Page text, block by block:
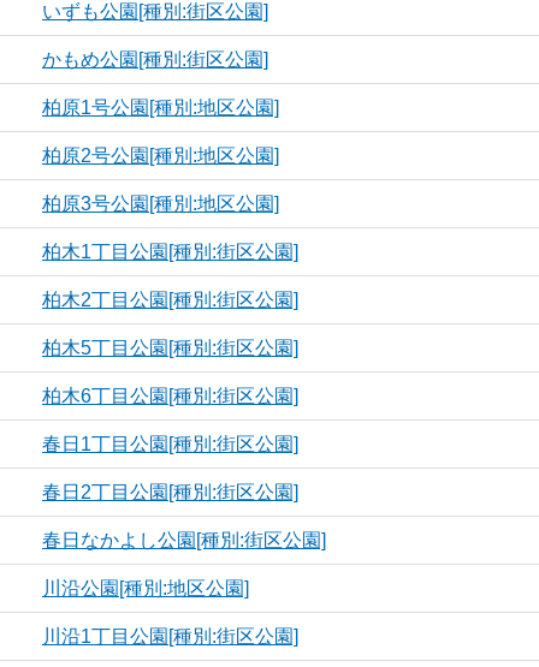
いずも公園[種別:街区公園]
かもめ公園[種別:街区公園]
柏原1号公園[種別:地区公園]
柏原2号公園[種別:地区公園]
柏原3号公園[種別:地区公園]
柏木1丁目公園[種別:街区公園]
柏木2丁目公園[種別:街区公園]
柏木5丁目公園[種別:街区公園]
柏木6丁目公園[種別:街区公園]
春日1丁目公園[種別:街区公園]
春日2丁目公園[種別:街区公園]
春日なかよし公園[種別:街区公園]
川沿公園[種別:地区公園]
川沿1丁目公園[種別:街区公園]